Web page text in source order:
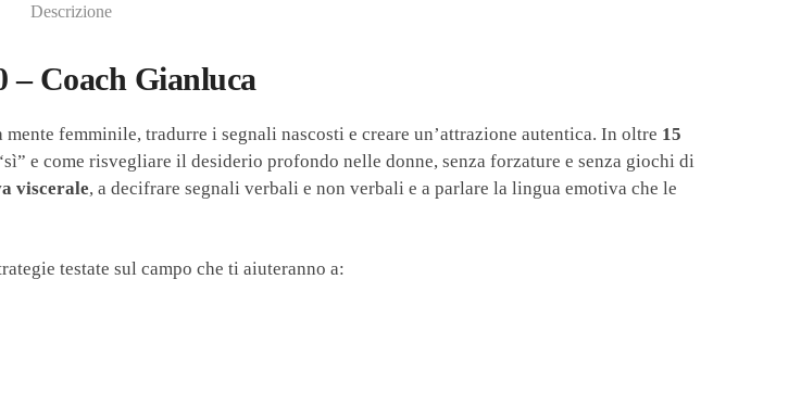
Descrizione
– Coach Gianluca
femminile, tradurre i segnali nascosti e creare un’attrazione autentica. In oltre 15
e come risvegliare il desiderio profondo nelle donne, senza forzature e senza giochi di
viscerale, a decifrare segnali verbali e non verbali e a parlare la lingua emotiva che le
testate sul campo che ti aiuteranno a: